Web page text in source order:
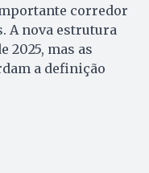
corredor
A nova estrutura
2025, mas as
a definição